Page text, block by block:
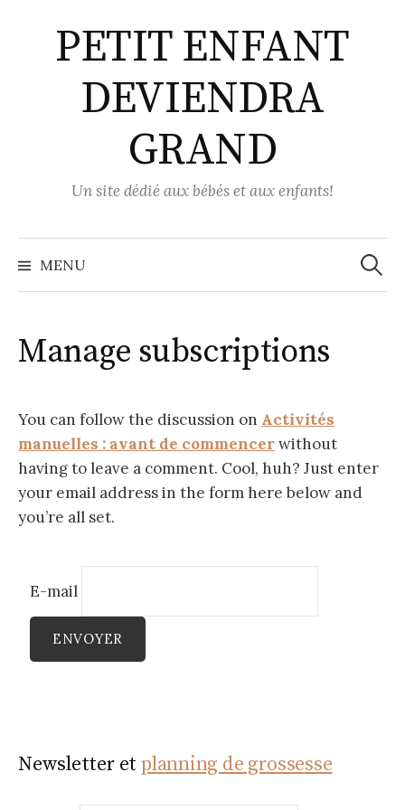
contenuPETIT ENFANT
DEVIENDRA
GRAND
Un site dédié aux bébés et aux enfants!
MENU
Manage subscriptions
You can follow the discussion on Activités
manuelles : avant de commencerwithout
having to leave a comment. Cool, huh? Just enter
your email address in the form here below and
you’re all set.
E-mail
Newsletter et planning de grossesse